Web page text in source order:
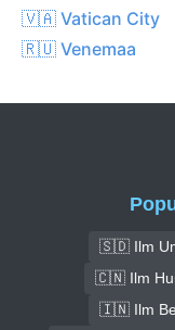
🇻🇦 Vatican City
🇷🇺 Venemaa
🇸🇩 Ilm
🇨🇳 Ilm
🇮🇳 Ilm